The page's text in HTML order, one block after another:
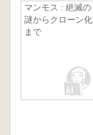
マンモス : 絶滅の
謎からクローン化
まで